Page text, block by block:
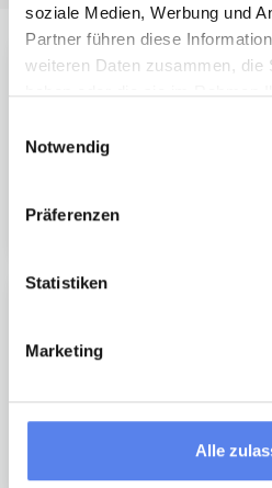
soziale Medien, Werbung und
Partner führen diese
weiteren Daten zusammen, die
haben oder die sie im Rahmen
Notwendig
Präferenzen
Statistiken
Marketing
Alle
Holstebro